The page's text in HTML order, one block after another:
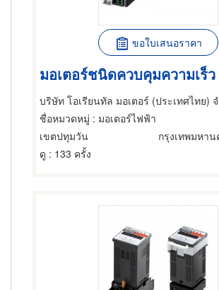
ขอใบเสนอราคา
บริษัท โอเรียนทัล มอเตอร์ (ประเทศไทย)
ชื่อหมวดหมู่ : มอเตอร์ไฟฟ้า
เขตปทุมวัน
กรุงเทพมหาน
ดู : 133 ครั้ง